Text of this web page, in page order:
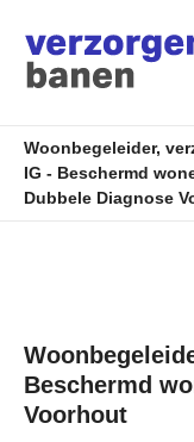
Woonbegeleider,
IG - Beschermd
Dubbele Diagnose
Beschermd
Voorhout